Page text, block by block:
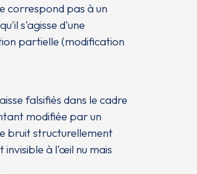
correspond pas à un
s'agisse d'une
partielle (modification
falsifiés dans le cadre
modifiée par un
bruit structurellement
invisible à l'œil nu mais